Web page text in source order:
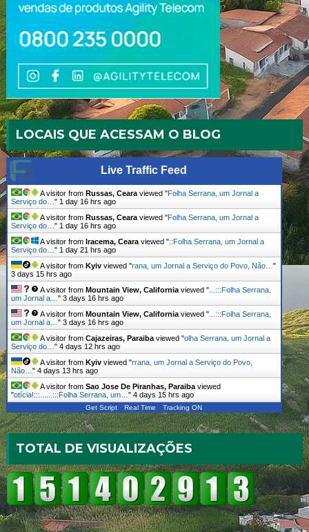
LOCAIS QUE ACESSAM O BLOG
Live Traffic Feed
A visitor from Russas, Cearaviewed "Folha Serrana, um Jornal a
Serviço do… " 1 day 16 hrs ago
A visitor from Russas, Cearaviewed "Folha Serrana, um Jornal a
Serviço do… " 1 day 16 hrs ago
A visitor from Iracema, Cearaviewed "::Folha Serrana, um Jornal a
Serviço do… " 1 day 21 hrs ago
A visitor from Kyivviewed "rana, um Jornal a Serviço do Povo, Não… "
3 days 15 hrs ago
A visitor from Mountain View, Californiaviewed "...:::Folha Serrana,
um Jornal a… " 3 days 16 hrs ago
A visitor from Mountain View, Californiaviewed "...:::Folha Serrana,
um Jornal a… " 3 days 16 hrs ago
A visitor from Cajazeiras, Paraibaviewed "olha Serrana, um Jornal a
Serviço do… " 4 days 12 hrs ago
A visitor from Kyivviewed "rrana, um Jornal a Serviço do Povo,
Não… " 4 days 13 hrs ago
A visitor from Sao Jose De Piranhas, Paraibaviewed
"otícia!:::......:::Folha Serrana, um… " 4 days 15 hrs ago
Get Script Real Time Tracking ON
TOTAL DE VISUALIZAÇÕES